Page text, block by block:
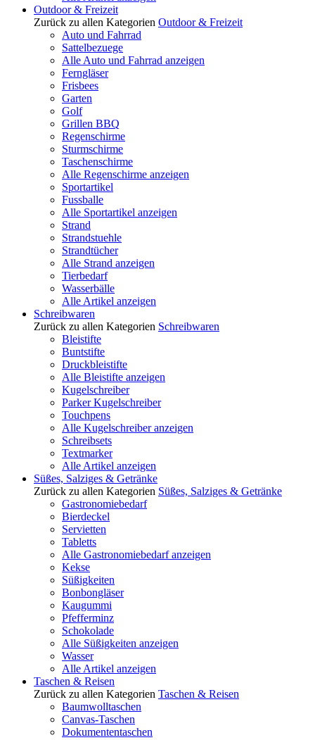
Outdoor & Freizeit
Zurück zu allen Kategorien Outdoor & Freizeit
Auto und Fahrrad
Sattelbezuege
Alle Auto und Fahrrad anzeigen
Ferngläser
Frisbees
Garten
Golf
Grillen BBQ
Regenschirme
Sturmschirme
Taschenschirme
Alle Regenschirme anzeigen
Sportartikel
Fussballe
Alle Sportartikel anzeigen
Strand
Strandstuehle
Strandtücher
Alle Strand anzeigen
Tierbedarf
Wasserbälle
Alle Artikel anzeigen
Schreibwaren
Zurück zu allen Kategorien Schreibwaren
Bleistifte
Buntstifte
Druckbleistifte
Alle Bleistifte anzeigen
Kugelschreiber
Parker Kugelschreiber
Touchpens
Alle Kugelschreiber anzeigen
Schreibsets
Textmarker
Alle Artikel anzeigen
Süßes, Salziges & Getränke
Zurück zu allen Kategorien Süßes, Salziges & Getränke
Gastronomiebedarf
Bierdeckel
Servietten
Tabletts
Alle Gastronomiebedarf anzeigen
Kekse
Süßigkeiten
Bonbongläser
Kaugummi
Pfefferminz
Schokolade
Alle Süßigkeiten anzeigen
Wasser
Alle Artikel anzeigen
Taschen & Reisen
Zurück zu allen Kategorien Taschen & Reisen
Baumwolltaschen
Canvas-Taschen
Dokumententaschen